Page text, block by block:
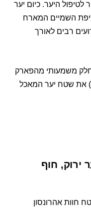
לטיפול היער. כיום יער
השמיים המארח
רבים לאורך
משמעותי מהפארק
את שטח יער המאכל
ירוק, חוף
חוות אהרונסון